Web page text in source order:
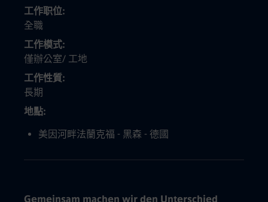
工作职位
全職
工作模式
僅辦公室/ 工地
工作性質
長期
地點
美因河畔法蘭克福 - 黑森 - 德國
Gemeinsam machen wir den Unterschied